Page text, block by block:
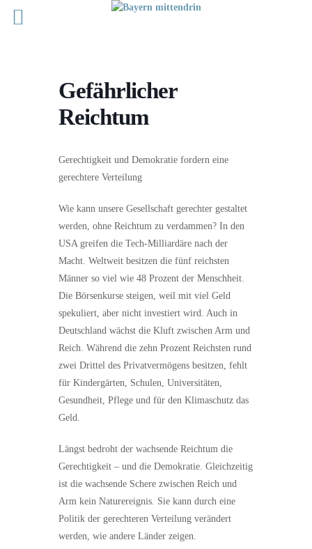
Gefährlicher
Reichtum
Gerechtigkeit und Demokratie fordern eine
gerechtere Verteilung
Wie kann unsere Gesellschaft gerechter gestaltet
werden, ohne Reichtum zu verdammen? In den
USA greifen die Tech-Milliardäre nach der
Macht. Weltweit besitzen die fünf reichsten
Männer so viel wie 48 Prozent der Menschheit.
Die Börsenkurse steigen, weil mit viel Geld
spekuliert, aber nicht investiert wird. Auch in
Deutschland wächst die Kluft zwischen Arm und
Reich. Während die zehn Prozent Reichsten rund
zwei Drittel des Privatvermögens besitzen, fehlt
für Kindergärten, Schulen, Universitäten,
Gesundheit, Pflege und für den Klimaschutz das
Geld.
Längst bedroht der wachsende Reichtum die
Gerechtigkeit – und die Demokratie. Gleichzeitig
ist die wachsende Schere zwischen Reich und
Arm kein Naturereignis. Sie kann durch eine
Politik der gerechteren Verteilung verändert
werden, wie andere Länder zeigen.